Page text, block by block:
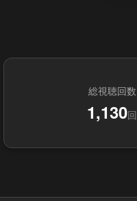
総視聴回数
1,130回